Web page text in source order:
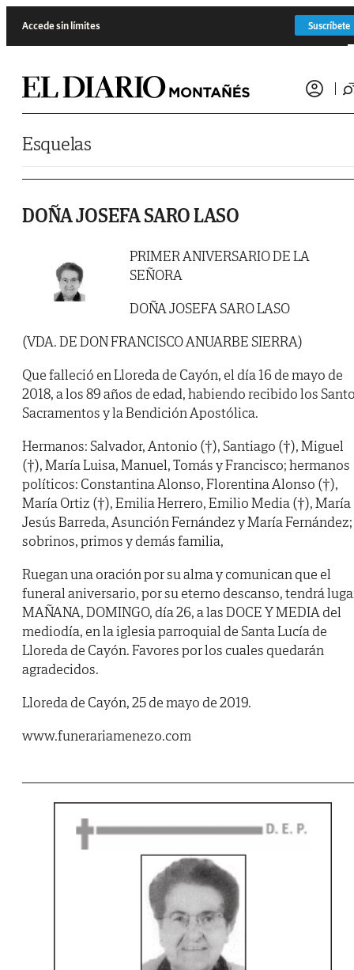
Accede sin límites Suscríbete
Esquelas
DOÑA JOSEFA SARO LASO
PRIMER ANIVERSARIO DE LA
SEÑORA
DOÑA JOSEFA SARO LASO
(VDA. DE DON FRANCISCO ANUARBE SIERRA)
Que falleció en Lloreda de Cayón, el día 16 de mayo de
2018, a los 89 años de edad, habiendo recibido los
Sacramentos y la Bendición Apostólica.
Hermanos: Salvador, Antonio (†), Santiago (†), Miguel
(†), María Luisa, Manuel, Tomás y Francisco; hermanos
políticos: Constantina Alonso, Florentina Alonso (†),
María Ortiz (†), Emilia Herrero, Emilio Media (†), María
Jesús Barreda, Asunción Fernández y María Fernández;
sobrinos, primos y demás familia,
Ruegan una oración por su alma y comunican que el
funeral aniversario, por su eterno descanso, tendrá
MAÑANA, DOMINGO, día 26, a las DOCE Y MEDIA del
mediodía, en la iglesia parroquial de Santa Lucía de
Lloreda de Cayón. Favores por los cuales quedarán
agradecidos.
Lloreda de Cayón, 25 de mayo de 2019.
www.funerariamenezo.com